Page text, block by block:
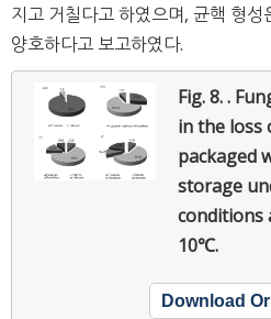
지고 거칠다고 하였으며, 균핵 형
양호하다고 보고하였다.
Fig. 8. .
in the loss
packaged
storage
conditions
10℃.
Download